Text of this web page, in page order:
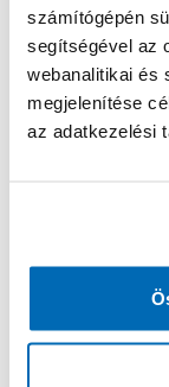
számítógépén
segítségével az
webanalitikai és
megjelenítése
az adatkezelési